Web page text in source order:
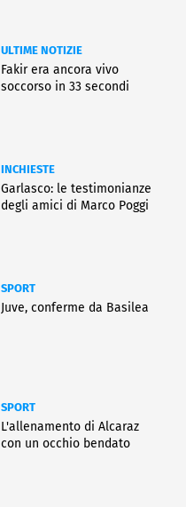
ULTIME NOTIZIE
Fakir era ancora vivo
soccorso in 33 secondi
INCHIESTE
Garlasco: le testimonianze
degli amici di Marco Poggi
SPORT
Juve, conferme da Basilea
SPORT
L'allenamento di Alcaraz
con un occhio bendato